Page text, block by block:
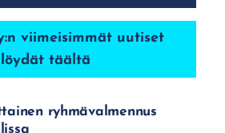
viimeisimmät uutiset
löydät täältä
ryhmävalmennus